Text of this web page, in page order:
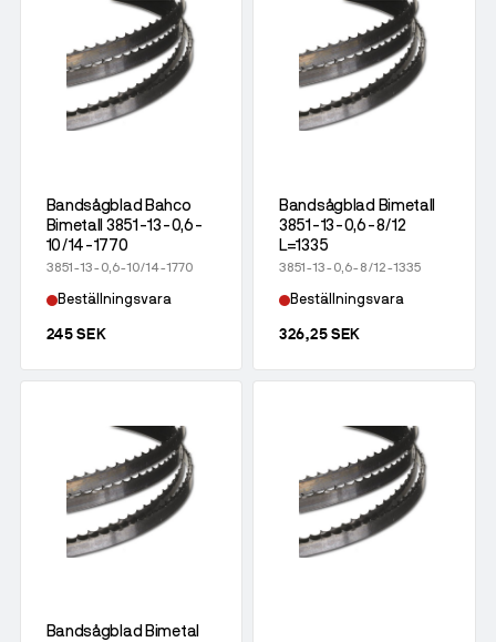
Bandsågblad Bahco
Bimetall 3851-13-0,6-
10/14-1770
3851-13-0,6-10/14-1770
Beställningsvara
245 SEK
Bandsågblad Bimetall
3851-13-0,6-8/12
L=1335
3851-13-0,6-8/12-1335
Beställningsvara
326,25 SEK
Bandsågblad Bimetal